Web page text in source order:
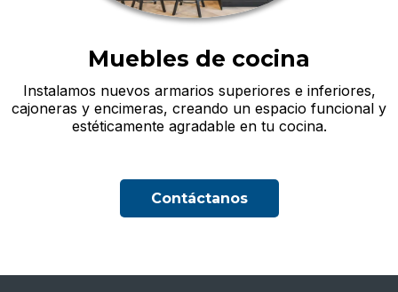
Muebles de cocina
Instalamos nuevos armarios superiores e inferiores,
cajoneras y encimeras, creando un espacio funcional y
estéticamente agradable en tu cocina.
Contáctanos